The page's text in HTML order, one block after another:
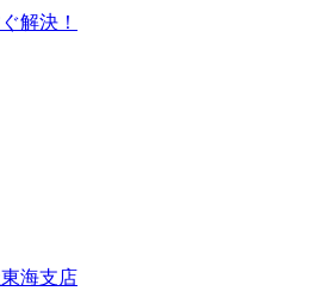
解決！
海支店